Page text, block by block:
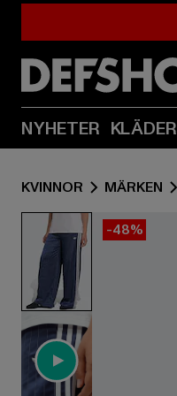
NYHETER KLÄDER
KVINNOR MÄRKEN
-48%